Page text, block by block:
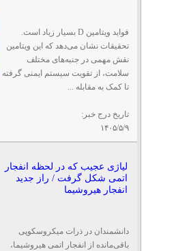
فواید ویتامین D بسیار زیاد است.
تحقیقات نشان می‌دهد که این ویتامین
نقش مهمی در جنبه‌های مختلف
سلامت، از تقویت سیستم ایمنی گرفته
تا کمک به مقابله ...
تاریخ درج خبر:
۱۴۰۵/۵/۹
لیاژی عجیب که در لحظه انفجار
اتمی شکل گرفت / راز جدید
انفجار هیروشیما
دانشمندان در ذرات میکروسکوپی
باقی‌مانده از انفجار اتمی هیروشیما،